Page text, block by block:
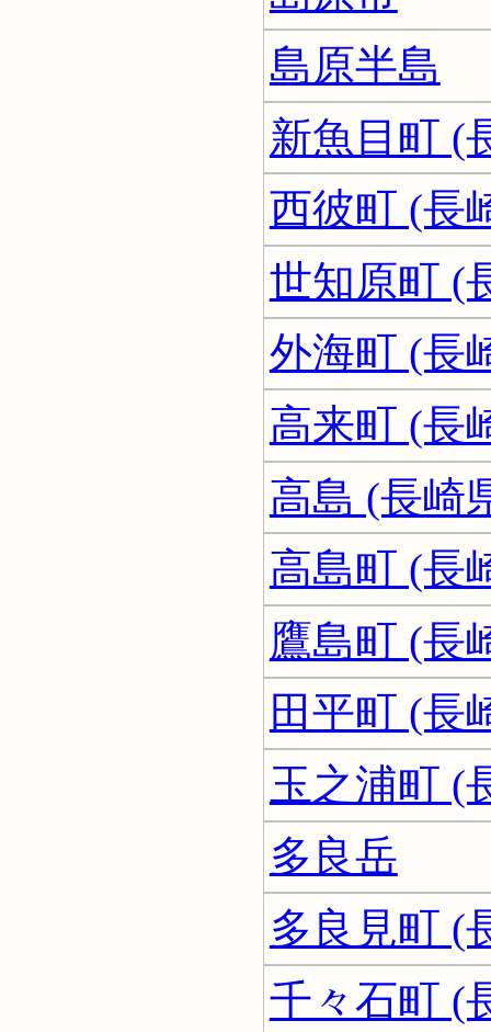
島原半島
新魚目町 (
西彼町 (長
世知原町 (
外海町 (長
高来町 (長
高島 (長崎
高島町 (長
鷹島町 (長
田平町 (長
玉之浦町 (
多良岳
多良見町 (
千々石町 (